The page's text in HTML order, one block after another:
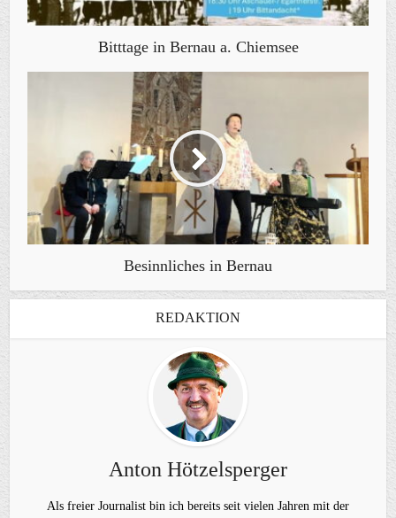
Bitttage in Bernau a. Chiemsee
Besinnliches in Bernau
REDAKTION
Anton Hötzelsperger
Als freier Journalist bin ich bereits seit vielen Jahren mit der